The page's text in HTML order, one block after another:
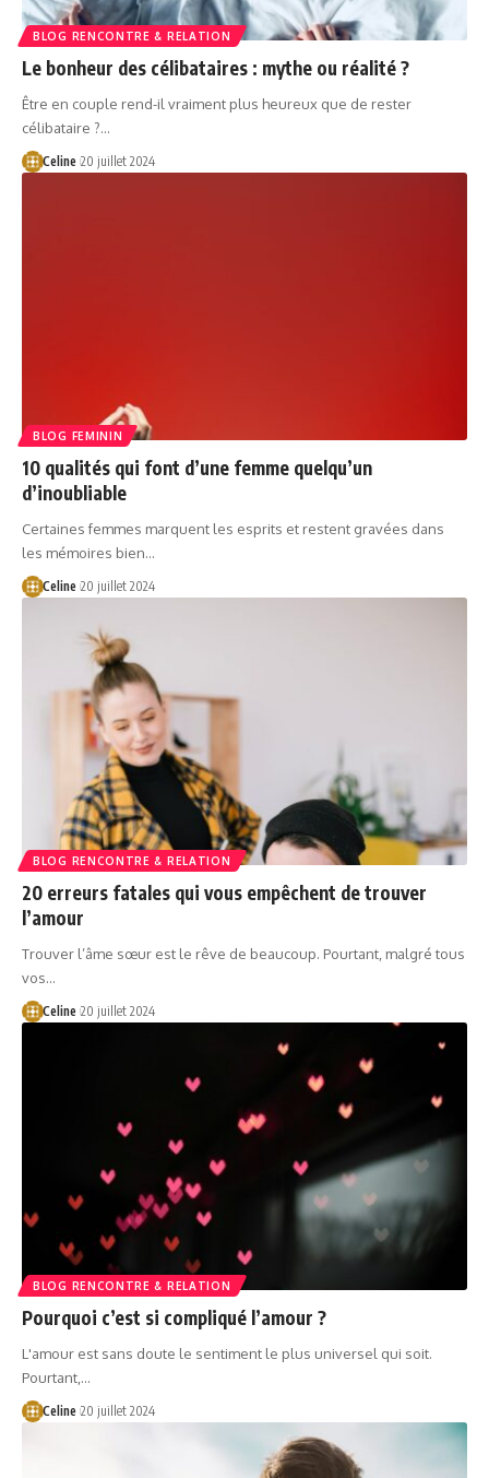
BLOG RENCONTRE & RELATION
Le bonheur des célibataires : mythe ou réalité ?
Être en couple rend-il vraiment plus heureux que de rester
célibataire ?…
Celine 20 juillet 2024
BLOG FEMININ
10 qualités qui font d’une femme quelqu’un
d’inoubliable
Certaines femmes marquent les esprits et restent gravées dans
les mémoires bien…
Celine 20 juillet 2024
BLOG RENCONTRE & RELATION
20 erreurs fatales qui vous empêchent de trouver
l’amour
Trouver l’âme sœur est le rêve de beaucoup. Pourtant, malgré tous
vos…
Celine 20 juillet 2024
BLOG RENCONTRE & RELATION
Pourquoi c’est si compliqué l’amour ?
L'amour est sans doute le sentiment le plus universel qui soit.
Pourtant,…
Celine 20 juillet 2024